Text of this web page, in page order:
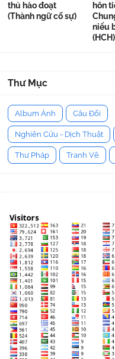
thủ hào đoạt
(Thành ngữ cố sự)
hôn
niểu
(HCH)
Thư Mục
Album Ảnh Câu Đối
Nghiên Cứu - Dịch Thuật
Thư Pháp Tranh Vẽ